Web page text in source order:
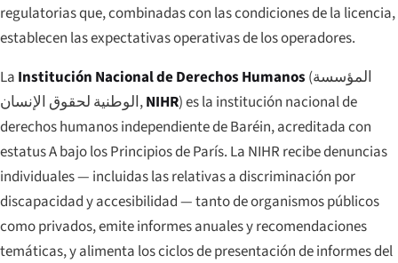
regulatorias que, combinadas con las condiciones de la licencia,
establecen las expectativas operativas de los operadores.
La Institución Nacional de Derechos Humanos (المؤسسة
الوطنية لحقوق الإنسان,NIHR) es la institución nacional de
derechos humanos independiente de Baréin, acreditada con
estatus A bajo los Principios de París. La NIHR recibe denuncias
individuales — incluidas las relativas a discriminación por
discapacidad y accesibilidad — tanto de organismos públicos
como privados, emite informes anuales y recomendaciones
temáticas, y alimenta los ciclos de presentación de informes del